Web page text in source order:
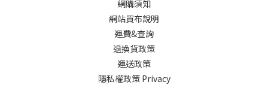
網購須知
網站買布說明
運費&查詢
退換貨政策
運送政策
隱私權政策 Privacy